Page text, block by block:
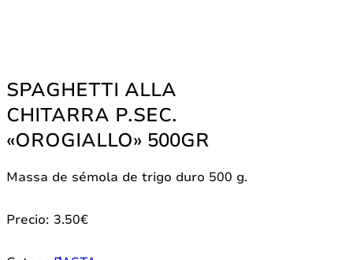
SPAGHETTI ALLA
CHITARRA P.SEC.
«OROGIALLO» 500GR
Massa de sémola de trigo duro 500 g.
Precio: 3.50€